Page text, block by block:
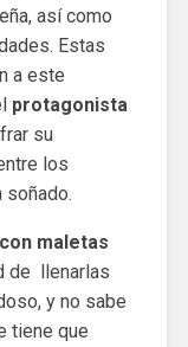
así como
Estas
a este
protagonista
su
los
soñado.
maletas
de llenarlas
y no sabe
tiene que